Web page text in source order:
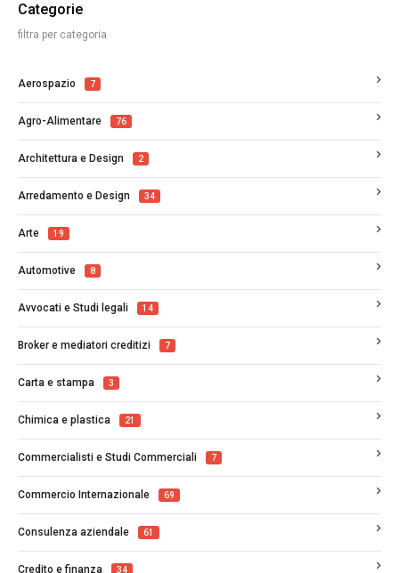
Categorie
filtra per categoria
Aerospazio 7
Agro-Alimentare 76
Architettura e Design 2
Arredamento e Design 34
Arte 19
Automotive 8
Avvocati e Studi legali 14
Broker e mediatori creditizi 7
Carta e stampa 3
Chimica e plastica 21
Commercialisti e Studi Commerciali 7
Commercio Internazionale 69
Consulenza aziendale 61
Credito e finanza 34